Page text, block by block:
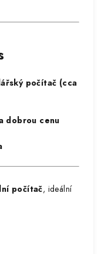
počítač (cca
dobrou cenu
počítač, ideální